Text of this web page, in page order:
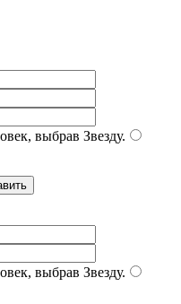
выбрав Звезду.
выбрав Звезду.